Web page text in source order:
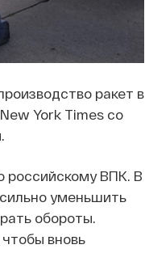
ракет в
York Times со
российскому ВПК. В
уменьшить
обороты.
вновь